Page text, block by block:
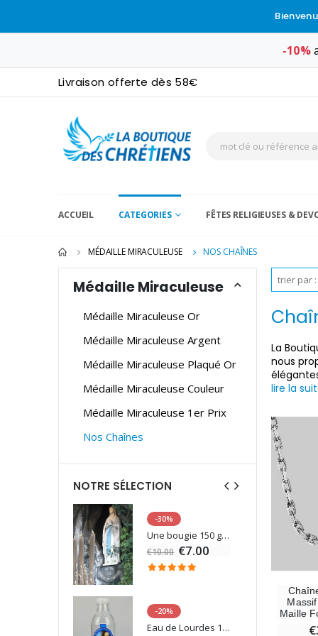
-10%
Livraison offerte dès 58€
ACCUEIL CATEGORIES FÊTES RELIGIEUSES &
MÉDAILLE MIRACULEUSE NOS CHAÎNES
La
nous
lire la
Maille
Médaille Miraculeuse
Médaille Miraculeuse Or
Médaille Miraculeuse Argent
Médaille Miraculeuse Plaqué Or
Médaille Miraculeuse Couleur
Médaille Miraculeuse 1er Prix
Nos Chaînes
NOTRE SÉLECTION
-30%
Une bougie 150 gr et votre Prière déposées à Lourdes
€10.00 €7.00
-20%
Eau de Lourdes 1 Litre